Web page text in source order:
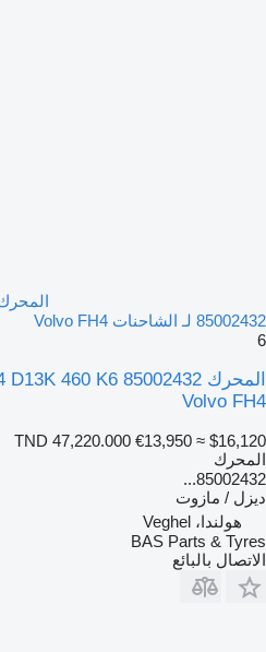
85002432 لـ الشاحنات Volvo FH4
6
Volvo FH4
TND 47,220.000 €13,950 ≈ $16,120
المحرك
85002432...
ديزل / مازوت
هولندا، Veghel
BAS Parts & Tyres
الاتصال بالبائع